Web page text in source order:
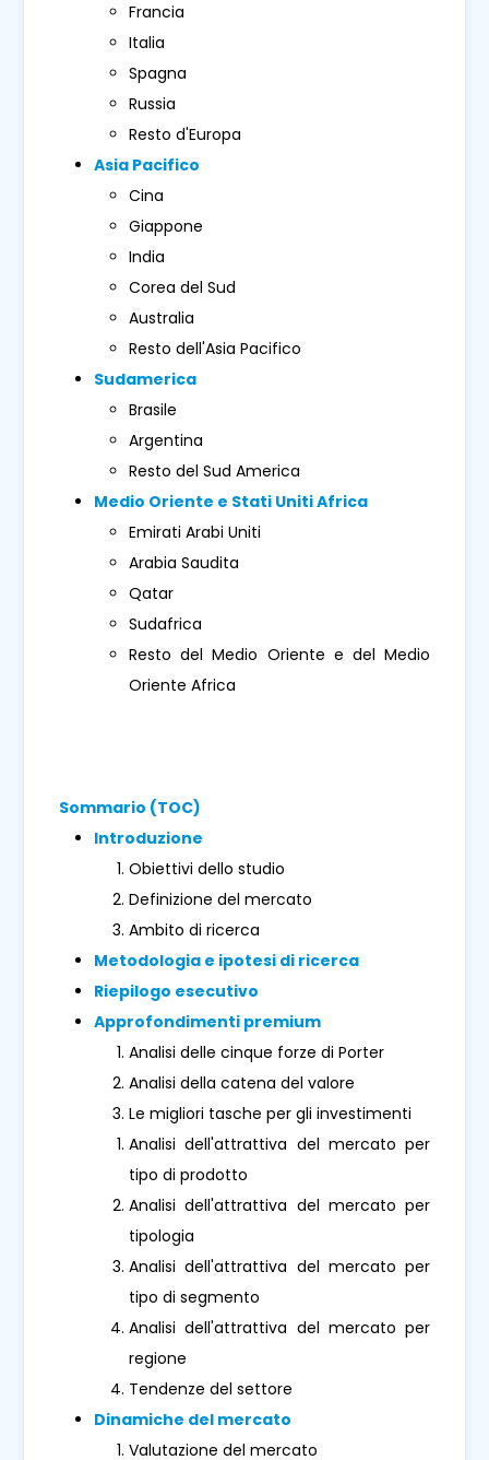
Francia
Italia
Spagna
Russia
Resto d'Europa
Asia Pacifico
Cina
Giappone
India
Corea del Sud
Australia
Resto dell'Asia Pacifico
Sudamerica
Brasile
Argentina
Resto del Sud America
Medio Oriente e Stati Uniti Africa
Emirati Arabi Uniti
Arabia Saudita
Qatar
Sudafrica
Resto del Medio Oriente e del Medio
Oriente Africa
Sommario (TOC)
Introduzione
Obiettivi dello studio
Definizione del mercato
Ambito di ricerca
Metodologia e ipotesi di ricerca
Riepilogo esecutivo
Approfondimenti premium
Analisi delle cinque forze di Porter
Analisi della catena del valore
Le migliori tasche per gli investimenti
Analisi dell'attrattiva del mercato per
tipo di prodotto
Analisi dell'attrattiva del mercato per
tipologia
Analisi dell'attrattiva del mercato per
tipo di segmento
Analisi dell'attrattiva del mercato per
regione
Tendenze del settore
Dinamiche del mercato
Valutazione del mercato